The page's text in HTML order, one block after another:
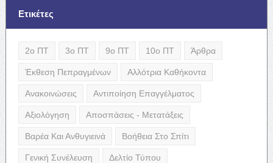
Ετικέτες
2ο ΠΤ 3ο ΠΤ 9ο ΠΤ 10ο ΠΤ Άρθρα
Έκθεση Πεπραγμένων Αλλότρια Καθήκοντα
Ανακοινώσεις Αντιποίηση Επαγγέλματος
Αξιολόγηση Αποσπάσεις - Μετατάξεις
Βαρέα Και Ανθυγιεινά Βοήθεια Στο Σπίτι
Γενική Συνέλευση Δελτίο Τύπου